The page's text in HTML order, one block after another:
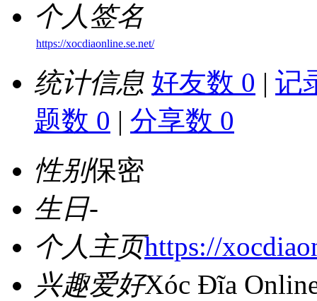
个人签名
https://xocdiaonline.se.net/
统计信息 好友数 0 | 记
题数 0 | 分享数 0
性别保密
生日-
个人主页https://
兴趣爱好Xóc Đĩa